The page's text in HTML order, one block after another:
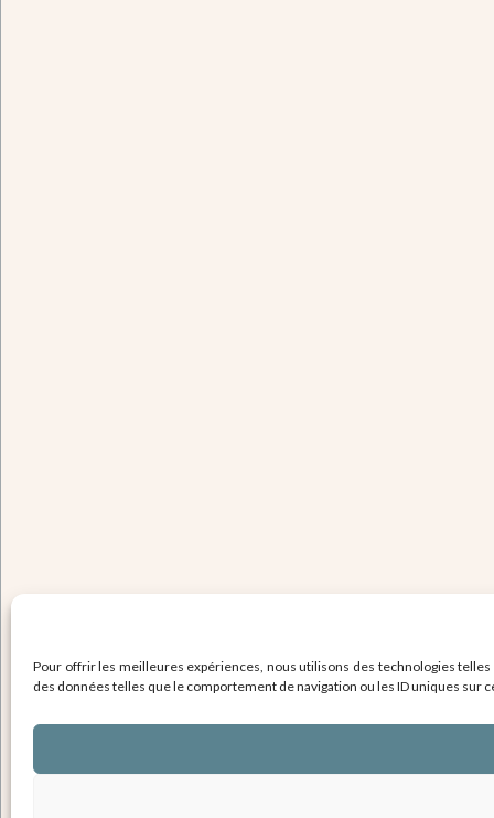
Pour offrir les meilleures expériences, nous utilisons des technologies
des données telles que le comportement de navigation ou les ID uniques